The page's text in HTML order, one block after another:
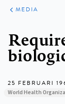
ARTIKELEN
VARIA
MEDIA
25 FEBRUARI
World Health